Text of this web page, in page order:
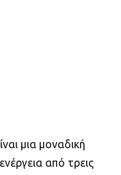
μια μοναδική
από τρεις